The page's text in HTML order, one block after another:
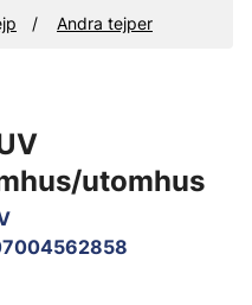
Andra tejper
utomhus